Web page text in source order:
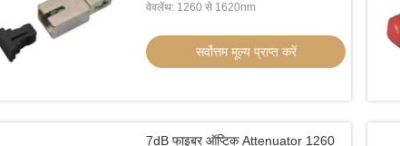
वेवलेंथ: 1260 से 1620nm
सर्वोत्तम मूल्य प्राप्त करें
7dB फाइबर ऑप्टिक Attenuator 1260